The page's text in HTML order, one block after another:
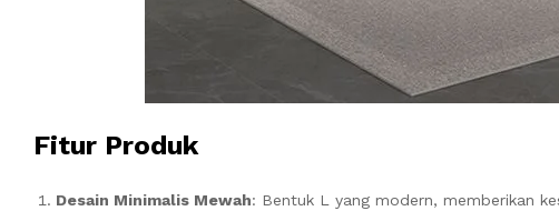
Fitur Produk
Desain Minimalis Mewah: Bentuk L yang modern, memberikan